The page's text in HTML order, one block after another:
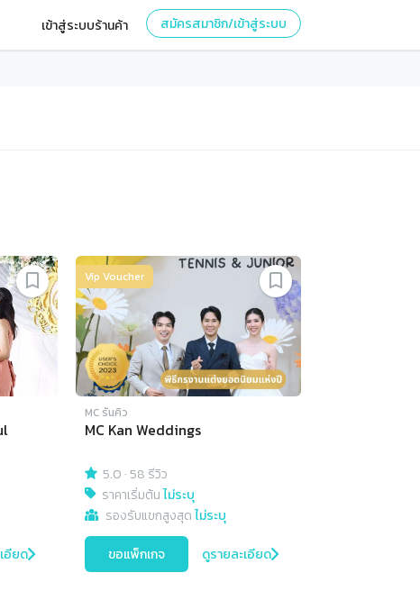
เข้าสู่ระบบร้านค้า สมัครสมาชิก/เข้าสู่ระบบ
อียด
Vip Voucher
MC รันคิว
MC Kan Weddings
5.0 · 58 รีวิว
ราคาเริ่มต้นไม่ระบุ
รองรับแขกสูงสุดไม่ระบุ
ขอแพ็กเกจ ดูรายละเอียด